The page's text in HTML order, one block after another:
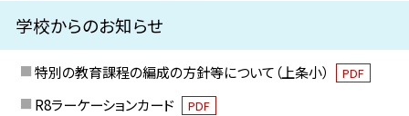
学校からのお知らせ
特別の教育課程の編成の方針等について（上条小） PDF
R8ラーケーションカード PDF